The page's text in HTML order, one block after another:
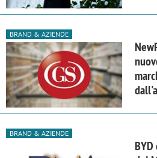
BRAND & AZIENDE
BRAND & AZIENDE